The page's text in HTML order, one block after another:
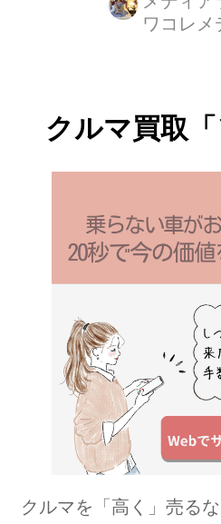
～5月31日（
ワコレメ
クルマ買取「
クルマを「高く」売る